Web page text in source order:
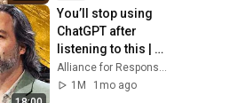
You’ll stop using
ChatGPT after
listening to this |
Jonathan Pageau
[ARC 2026]
Alliance for Responsible Citizenship and Jonathan Pageau
1M
1mo ago